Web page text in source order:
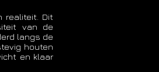
realiteit. Dit
van de
langs de
houten
en klaar